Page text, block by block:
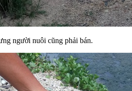
người nuôi cũng phải bán.